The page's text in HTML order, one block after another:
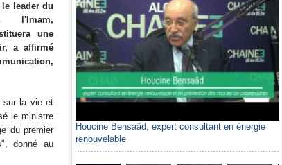
leader du
l'Imam,
une
a affirmé
sur la vie et
le ministre
du premier
donné au
Houcine Bensaâd, expert consultant en énergie
renouvelable